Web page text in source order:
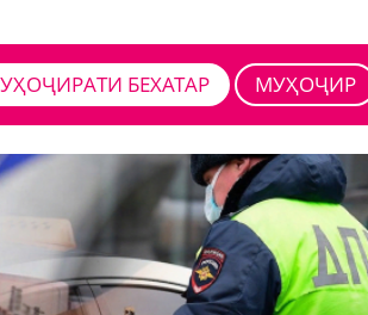
БЕХАТАР МУҲОҶИР